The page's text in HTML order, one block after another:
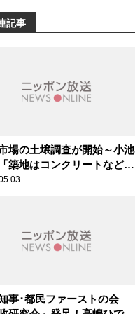
記事
場の土壌調査が開始～小池
築地はコンクリートなどで
ているから安全」高嶋ひで
事･都民ファーストの会